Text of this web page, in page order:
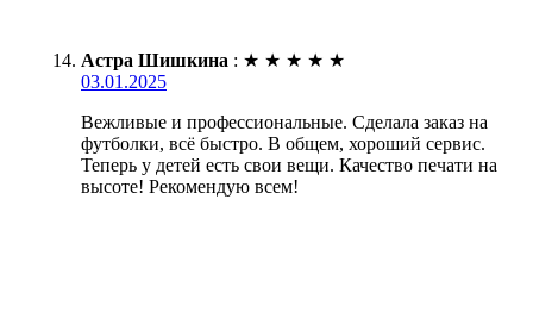
Астра Шишкина : ★ ★ ★ ★ ★
03.01.2025
Вежливые и профессиональные. Сделала заказ на
футболки, всё быстро. В общем, хороший сервис.
Теперь у детей есть свои вещи. Качество печати на
высоте! Рекомендую всем!